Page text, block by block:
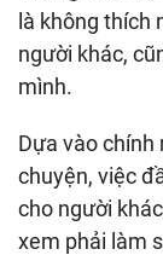
là không thích
người khác,
mình.
Dựa vào chính
chuyện, việc
cho người
xem phải làm